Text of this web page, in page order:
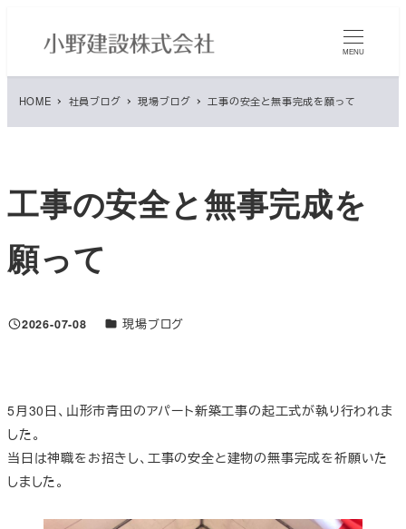
動
MENU
HOME 社員ブログ 現場ブログ 工事の安全と無事完成を願って
工事の安全と無事完成を
願って
投稿日
2026-07-08 ブログカテゴリ
現場ブログ
5月30日、山形市青田のアパート新築工事の起工式が執り行われま
した。
当日は神職をお招きし、工事の安全と建物の無事完成を祈願いた
しました。